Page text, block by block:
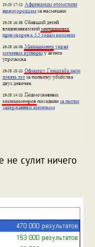
не сулит ничего